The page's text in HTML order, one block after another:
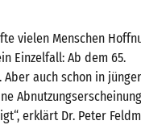
vielen Menschen
Einzelfall: Ab dem 65.
auch schon in
erklärt Dr. Peter